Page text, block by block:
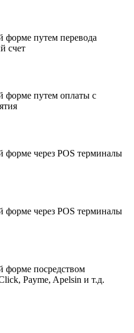
форме путем перевода
счет
форме путем оплаты с
форме через POS терминалы
форме через POS терминалы
форме посредством
Payme, Apelsin и т.д.